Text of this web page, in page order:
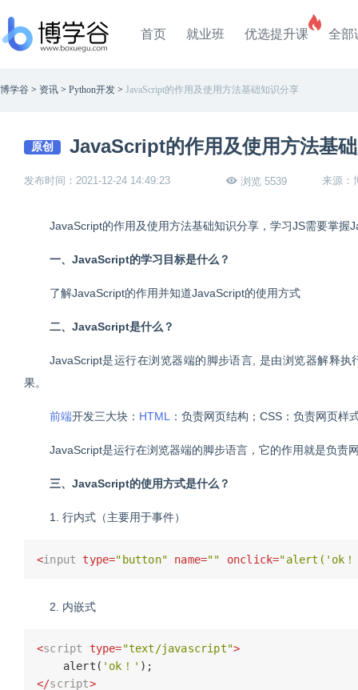
首页 就业班 优选提升课 全部
博学谷 > 资讯 > Python开发 > JavaScript的作用及使用方法基础知识分享
原创 JavaScript的作用及使用方法基
发布时间：2021-12-24 14:49:23 浏览 5539 来源：
JavaScript的作用及使用方法基础知识分享，学习JS需要掌
一、JavaScript的学习目标是什么？
了解JavaScript的作用并知道JavaScript的使用方式
二、JavaScript是什么？
JavaScript是运行在浏览器端的脚步语言, 是由浏览器解释
果。
前端开发三大块： HTML ：负责网页结构；CSS：负责网页
JavaScript是运行在浏览器端的脚步语言，它的作用就是负责
三、JavaScript的使用方式是什么？
1. 行内式（主要用于事件）
<input type="button" name="" onclick="alert('ok
2. 内嵌式
<script type="text/javascript">
    alert(
'ok！'
</script>